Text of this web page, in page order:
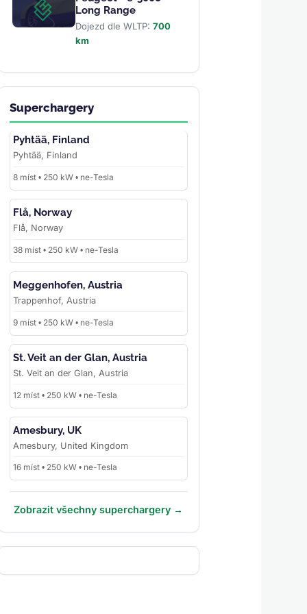
Long Range
Dojezd dle WLTP: 700
km
Superchargery
Pyhtää, Finland
Pyhtää, Finland
8 míst • 250 kW • ne-Tesla
Flå, Norway
Flå, Norway
38 míst • 250 kW • ne-Tesla
Meggenhofen, Austria
Trappenhof, Austria
9 míst • 250 kW • ne-Tesla
St. Veit an der Glan, Austria
St. Veit an der Glan, Austria
12 míst • 250 kW • ne-Tesla
Amesbury, UK
Amesbury, United Kingdom
16 míst • 250 kW • ne-Tesla
Zobrazit všechny superchargery →